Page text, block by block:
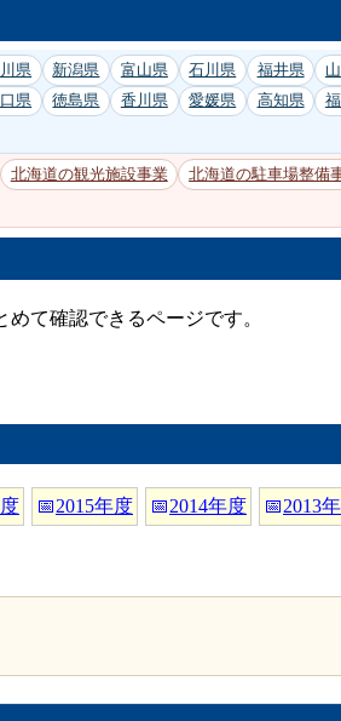
県 新潟県 富山県 石川県 福井県
県 徳島県 香川県 愛媛県 高知県
北海道の観光施設事業
北海道の駐車場整備
て確認できるページです。
📅2015年度 📅2014年度 📅2013